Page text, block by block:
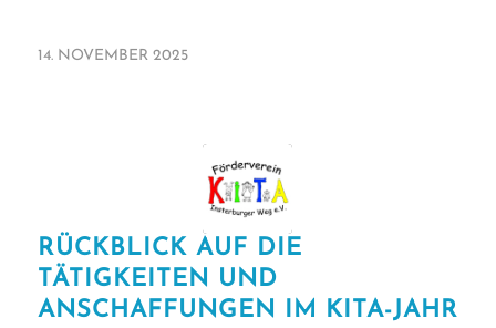
14. NOVEMBER 2025
RÜCKBLICK AUF DIE
TÄTIGKEITEN UND
ANSCHAFFUNGEN IM KITA-JAHR